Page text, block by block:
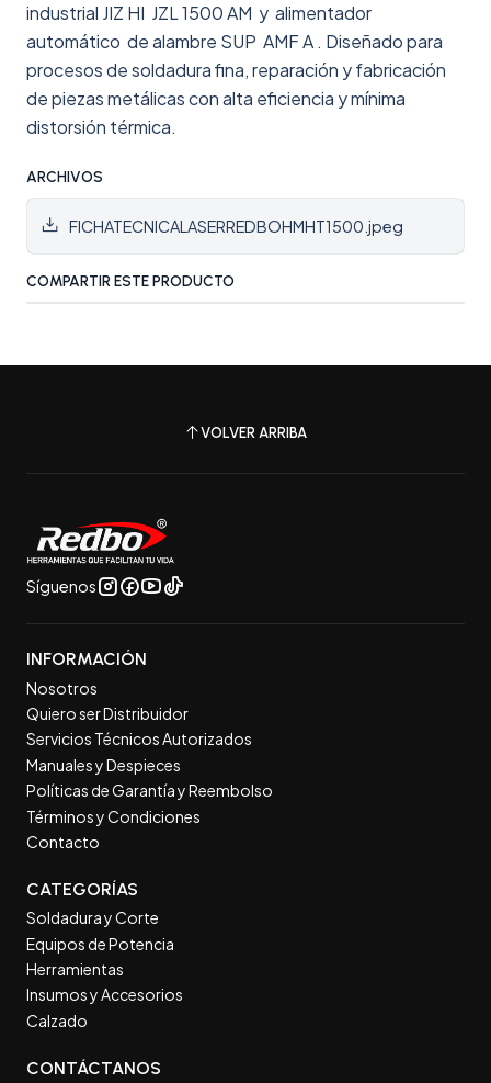
industrial JIZ HI JZL 1500 AM y alimentador
automático de alambre SUP AMF A . Diseñado para
procesos de soldadura fina, reparación y fabricación
de piezas metálicas con alta eficiencia y mínima
distorsión térmica.
ARCHIVOS
FICHATECNICALASERREDBOHMHT1500.jpeg
COMPARTIR ESTE PRODUCTO
VOLVER ARRIBA
Síguenos
INFORMACIÓN
Nosotros
Quiero ser Distribuidor
Servicios Técnicos Autorizados
Manuales y Despieces
Políticas de Garantía y Reembolso
Términos y Condiciones
Contacto
CATEGORÍAS
Soldadura y Corte
Equipos de Potencia
Herramientas
Insumos y Accesorios
Calzado
CONTÁCTANOS